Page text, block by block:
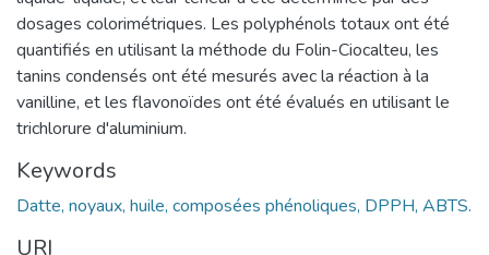
dosages colorimétriques. Les polyphénols totaux ont été
quantifiés en utilisant la méthode du Folin-Ciocalteu, les
tanins condensés ont été mesurés avec la réaction à la
vanilline, et les flavonoïdes ont été évalués en utilisant le
trichlorure d'aluminium.
Keywords
Datte, noyaux, huile, composées phénoliques, DPPH, ABTS.
URI